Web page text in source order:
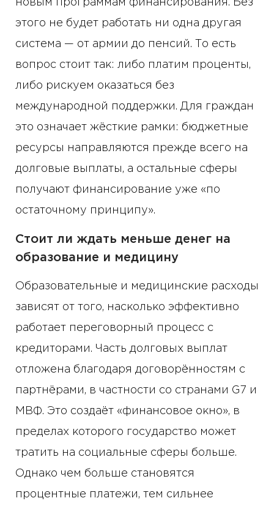
новым программам финансирования. Без
этого не будет работать ни одна другая
система — от армии до пенсий. То есть
вопрос стоит так: либо платим проценты,
либо рискуем оказаться без
международной поддержки. Для граждан
это означает жёсткие рамки: бюджетные
ресурсы направляются прежде всего на
долговые выплаты, а остальные сферы
получают финансирование уже «по
остаточному принципу».
Стоит ли ждать меньше денег на
образование и медицину
Образовательные и медицинские расходы
зависят от того, насколько эффективно
работает переговорный процесс с
кредиторами. Часть долговых выплат
отложена благодаря договорённостям с
партнёрами, в частности со странами G7 и
МВФ. Это создаёт «финансовое окно», в
пределах которого государство может
тратить на социальные сферы больше.
Однако чем больше становятся
процентные платежи, тем сильнее